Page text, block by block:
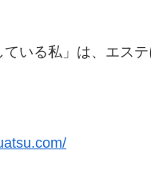
ている私」は、エス